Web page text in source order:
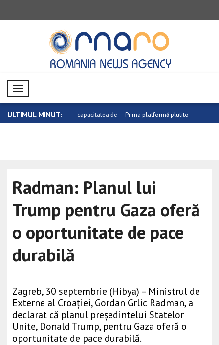
Mobil Menü
ULTIMUL MINUT:
capacitatea de Prima platformă plutitoare de 16 MW din
Radman: Planul lui
Trump pentru Gaza oferă
o oportunitate de pace
durabilă
Zagreb, 30 septembrie (Hibya) – Ministrul de
Externe al Croației, Gordan Grlic Radman, a
declarat că planul președintelui Statelor
Unite, Donald Trump, pentru Gaza oferă o
oportunitate de pace durabilă.